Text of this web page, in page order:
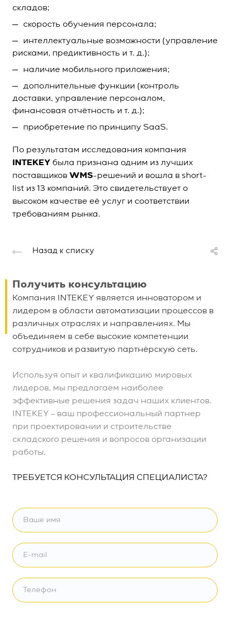
складов;
скорость обучения персонала;
интеллектуальные возможности (управление
рисками, предиктивность и т. д.);
наличие мобильного приложения;
дополнительные функции (контроль
доставки, управление персоналом,
финансовая отчётность и т. д.);
приобретение по принципу SaaS.
По результатам исследования компания
INTEKEY была признана одним из лучших
поставщиков WMS-решений и вошла в short-
list из 13 компаний. Это свидетельствует о
высоком качестве её услуг и соответствии
требованиям рынка.
Назад к списку
Получить консультацию
Компания INTEKEY является инноватором и
лидером в области автоматизации процессов в
различных отраслях и направлениях. Мы
объединяем в себе высокие компетенции
сотрудников и развитую партнёрскую сеть.
Используя опыт и квалификацию мировых
лидеров, мы предлагаем наиболее
эффективные решения задач наших клиентов.
INTEKEY – ваш профессиональный партнер
при проектировании и строительстве
складского решения и вопросов организации
работы.
ТРЕБУЕТСЯ КОНСУЛЬТАЦИЯ СПЕЦИАЛИСТА?